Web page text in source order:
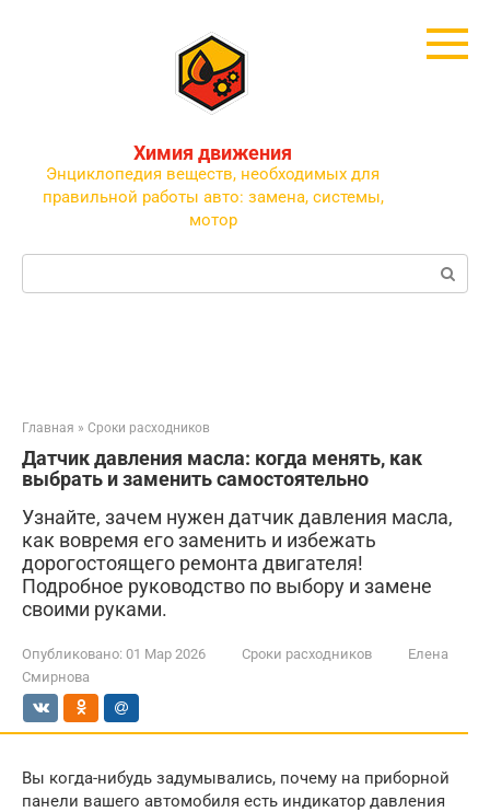
Химия движения
Энциклопедия веществ, необходимых для
правильной работы авто: замена, системы,
мотор
Поиск:
Главная » Сроки расходников
Датчик давления масла: когда менять, как
выбрать и заменить самостоятельно
Узнайте, зачем нужен датчик давления масла,
как вовремя его заменить и избежать
дорогостоящего ремонта двигателя!
Подробное руководство по выбору и замене
своими руками.
Опубликовано: 01 Мар 2026 Сроки расходников
Елена
Смирнова
Вы когда-нибудь задумывались, почему на приборной
панели вашего автомобиля есть индикатор давления